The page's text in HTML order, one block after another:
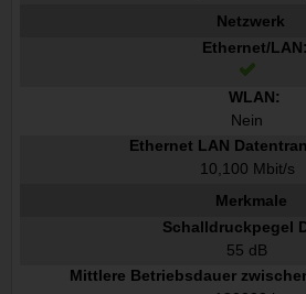
Netzwerk
Ethernet/LAN:
WLAN:
Nein
Ethernet LAN
10,100 Mbit/s
Merkmale
Schalldruckpegel
55 dB
Mittlere Betriebsdauer